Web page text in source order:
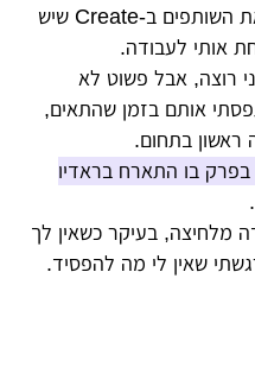
בתקופה הזאת הצלחתי לשכנע את השותפים ב-Create שיש
אותי לעבודה.
רוצה, אבל פשוט לא
אותם בזמן שהתאים,
ראשון בתחום.
בפרק בו התארח בראדיו
מלחיצה, בעיקר כשאין לך
שאין לי מה להפסיד.